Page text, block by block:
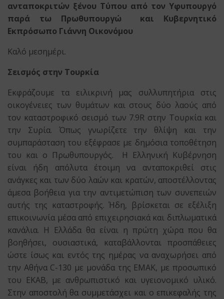
ανταποκριτών ξένου Τύπου από τον Υφυπουργό
παρά τω Πρωθυπουργώ
και Κυβερνητικό
Εκπρόσωπο Γιάννη Οικονόμου
Καλό μεσημέρι.
Σεισμός στην Τουρκία
Εκφράζουμε τα ειλικρινή μας συλλυπητήρια στις
οικογένειες των θυμάτων και στους δύο λαούς από
τον καταστροφικό σεισμό των 7.9R στην Τουρκία και
την Συρία. Όπως γνωρίζετε την θλίψη και την
συμπαράσταση του εξέφρασε με δημόσια τοποθέτηση
του και ο Πρωθυπουργός. Η Ελληνική Κυβέρνηση
είναι ήδη απόλυτα έτοιμη να ανταποκριθεί στις
ανάγκες και των δύο λαών και κρατών, αποστέλλοντας
άμεσα βοήθεια για την αντιμετώπιση των συνεπειών
αυτής της καταστροφής. Ήδη, βρίσκεται σε εξέλιξη
επικοινωνία μέσα από επιχειρησιακά και διπλωματικά
κανάλια. Η Ελλάδα θα είναι η πρώτη χώρα που θα
βοηθήσει, ουσιαστικά, καταβάλλονται προσπάθειες
ώστε ίσως και εντός της ημέρας να αναχωρήσει από
την Αθήνα C-130 με μονάδα της ΕΜΑΚ, με προσωπικό
του ΕΚΑΒ, με ανθρωπιστικό και υγειονομικό υλικό.
Στην αποστολή θα συμμετάσχει και ο επικεφαλής της